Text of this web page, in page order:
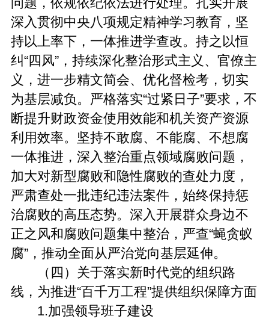
问题，依规依纪依法进行处理。扎实开展
深入贯彻中央八项规定精神学习教育，坚
持以上率下，一体推进学查改。持之以恒
纠“四风”，持续深化整治形式主义、官僚主
义，进一步精文简会、优化督检考，切实
为基层减负。严格落实“过紧日子”要求，不
断提升财政资金使用效能和机关资产资源
利用效率。坚持不敢腐、不能腐、不想腐
一体推进，深入整治重点领域腐败问题，
加大对新型腐败和隐性腐败的查处力度，
严肃查处一批违纪违法案件，始终保持惩
治腐败的高压态势。深入开展群众身边不
正之风和腐败问题集中整治，严查“蝇贪蚁
腐”，推动全面从严治党向基层延伸。
（四）关于落实新时代党的组织路
线，为推进“百千万工程”提供组织保障方面
1.加强领导班子建设